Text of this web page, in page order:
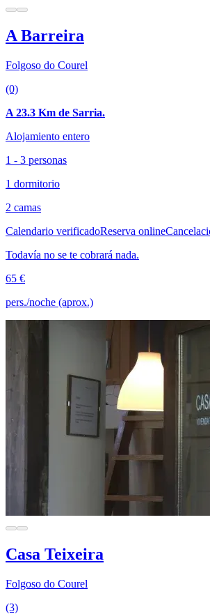
A Barreira
Folgoso do Courel
(0)
A 23.3 Km de Sarria.
Alojamiento entero
1 - 3 personas
1 dormitorio
2 camas
Calendario verificadoReserva online
Todavía no se te cobrará nada.
65 €
pers./noche (aprox.)
Casa Teixeira
Folgoso do Courel
(3)